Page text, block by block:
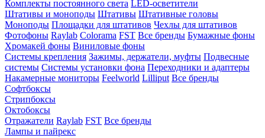
Комплекты постоянного света LED-осветители
Штативы и моноподы Штативы Штативные головы
Моноподы Площадки для штативов Чехлы для штативов
Фотофоны Raylab Colorama FST Все бренды Бумажные фоны
Хромакей фоны Виниловые фоны
Системы крепления Зажимы, держатели, муфты Подвесные
системы Системы установки фона Переходники и адаптеры
Накамерные мониторы Feelworld Lilliput Все бренды
Софтбоксы
Стрипбоксы
Октобоксы
Отражатели Raylab FST Все бренды
Лампы и пайрекс